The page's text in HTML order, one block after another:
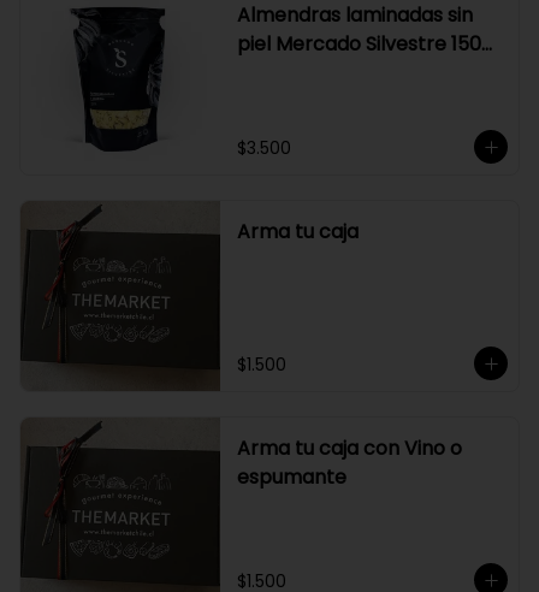
Almendras laminadas sin
piel Mercado Silvestre 150
$3.500
Arma tu caja
$1.500
Arma tu caja con Vino o
espumante
$1.500